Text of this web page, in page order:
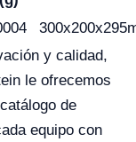
y calidad,
le ofrecemos
de
equipo con